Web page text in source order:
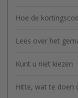
Hoe de
Lees over het
Kunt u niet kiezen
Hitte, wat te doen